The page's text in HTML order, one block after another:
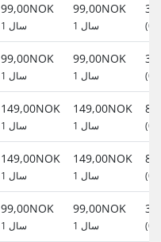
99,00NOK
1 سال
99,00NOK
1 سال
99,00NOK
1 سال
99,00NOK
1 سال
149,00NOK
1 سال
149,00NOK
1 سال
149,00NOK
1 سال
149,00NOK
1 سال
99,00NOK
1 سال
99,00NOK
1 سال